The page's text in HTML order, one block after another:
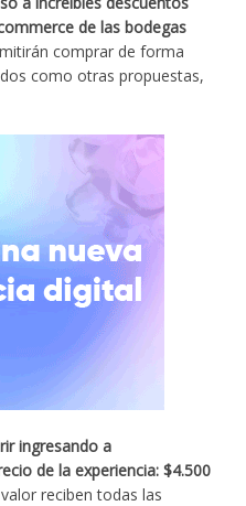
de las bodegas
comprar de forma
como otras propuestas,
ingresando a
de la experiencia: $4.500
reciben todas las